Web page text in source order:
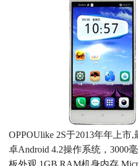
OPPOUlike 2S于2013年年上市
卓Android 4.2操作系统，3000